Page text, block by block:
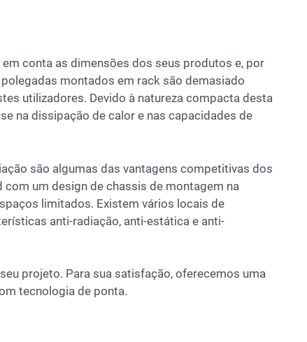
conta as dimensões dos seus produtos e, por
montados em rack são demasiado
utilizadores. Devido à natureza compacta desta
na dissipação de calor e nas capacidades de
são algumas das vantagens competitivas dos
um design de chassis de montagem na
limitados. Existem vários locais de
anti-radiação, anti-estática e anti-
projeto. Para sua satisfação, oferecemos uma
tecnologia de ponta.